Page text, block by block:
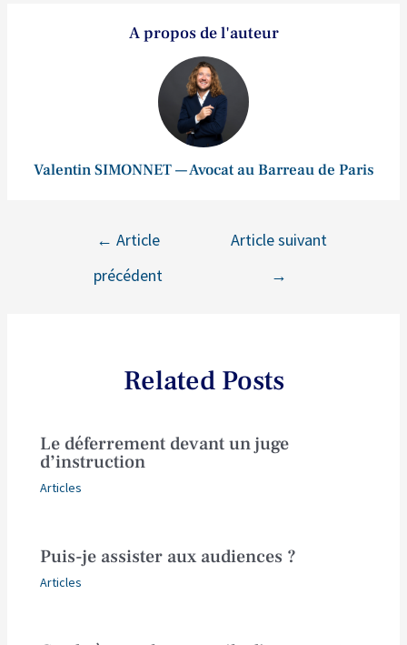
A propos de l'auteur
Valentin SIMONNET — Avocat au Barreau de Paris
← Article
précédent
Article suivant
→
Related Posts
Le déferrement devant un juge
d’instruction
Articles
Puis-je assister aux audiences ?
Articles